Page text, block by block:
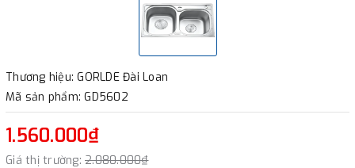
Thương hiệu: GORLDE Đài Loan
Mã sản phẩm: GD5602
1.560.000₫
Giá thị trường: 2.080.000₫